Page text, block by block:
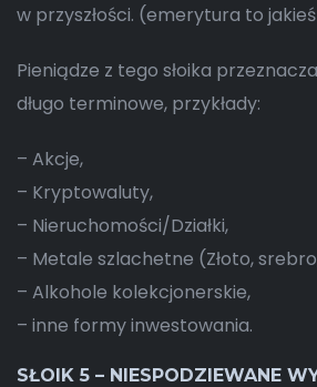
w przyszłości. (emerytura to
Pieniądze z tego słoika
długo terminowe, przykłady:
– Akcje,
– Kryptowaluty,
– Nieruchomości/Działki,
– Metale szlachetne (Złoto,
– Alkohole kolekcjonerskie,
– inne formy inwestowania.
SŁOIK 5 – NIESPODZIEWANE